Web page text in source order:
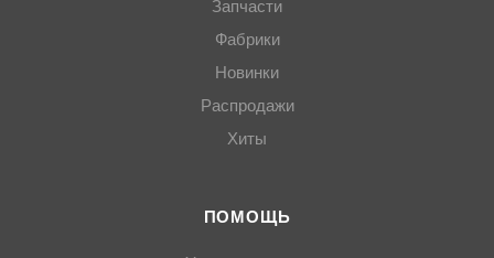
Запчасти
Фабрики
Новинки
Распродажи
Хиты
ПОМОЩЬ